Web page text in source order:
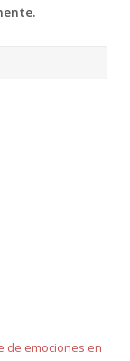
de emociones en